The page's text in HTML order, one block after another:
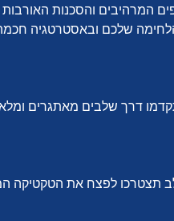
המרהיבים והסכנות
שלכם ובאסטרטגיה חכמה
דרך שלבים מאתגרים
תצטרכו לפצח את הטקטיקה